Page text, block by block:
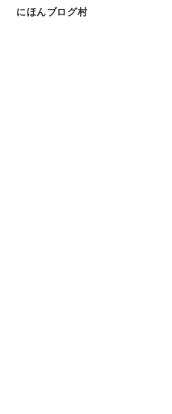
にほんブログ村